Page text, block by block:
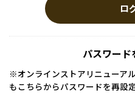
ロ
パスワー
※オンラインストアリニューア
もこちらからパスワードを再設